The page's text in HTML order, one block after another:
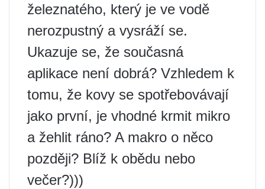
železnatého, který je ve vodě
nerozpustný a vysráží se.
Ukazuje se, že současná
aplikace není dobrá? Vzhledem k
tomu, že kovy se spotřebovávají
jako první, je vhodné krmit mikro
a žehlit ráno? A makro o něco
později? Blíž k obědu nebo
večer?)))